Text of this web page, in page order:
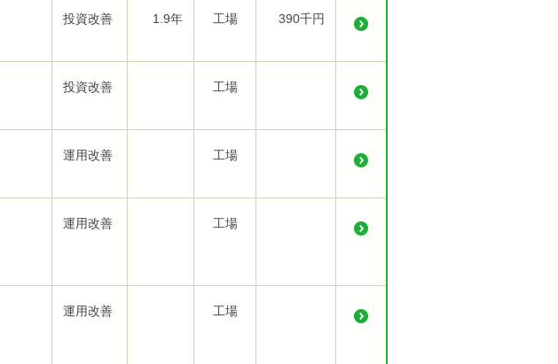
投資改善 1.9年 工場 390千円
投資改善 工場
運用改善 工場
運用改善 工場
運用改善 工場